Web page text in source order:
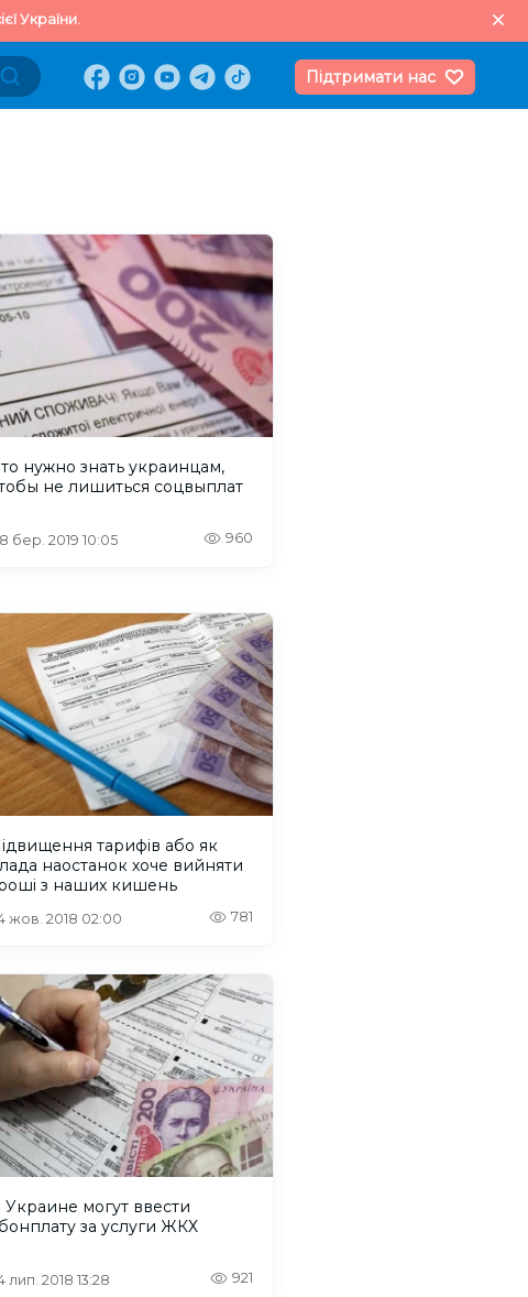
України.
Підтримати нас
нужно знать украинцам,
не лишиться соцвыплат
бер. 2019 10:05 960
тарифів або як
наостанок хоче вийняти
гроші з наших кишень
жов. 2018 02:00 781
Украине могут ввести
за услуги ЖКХ
лип. 2018 13:28 921